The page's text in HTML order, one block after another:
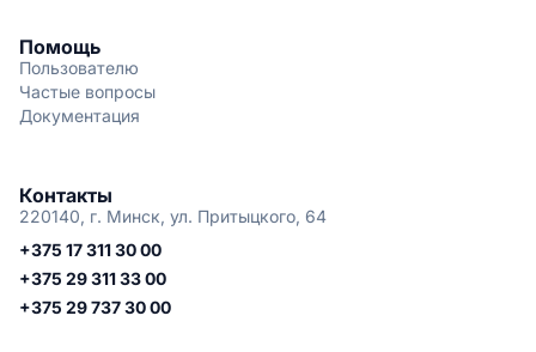
Помощь
Пользователю
Частые вопросы
Документация
Контакты
220140, г. Минск, ул. Притыцкого, 64
+375 17 311 30 00
+375 29 311 33 00
+375 29 737 30 00